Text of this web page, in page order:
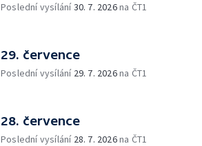
Poslední vysílání30. 7. 2026na ČT1
29. července
Poslední vysílání 29. 7. 2026na ČT1
28. července
Poslední vysílání 28. 7. 2026na ČT1